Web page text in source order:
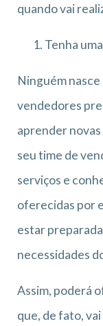
quando vai
Tenha
Ninguém
vendedores
aprender
seu time de
serviços e
oferecidas por
estar
necessidades
Assim, poderá
que, de fato,